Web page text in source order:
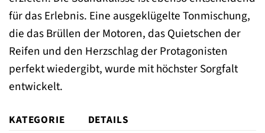
für das Erlebnis. Eine ausgeklügelte Tonmischung,
die das Brüllen der Motoren, das Quietschen der
Reifen und den Herzschlag der Protagonisten
perfekt wiedergibt, wurde mit höchster Sorgfalt
entwickelt.
KATEGORIE
DETAILS